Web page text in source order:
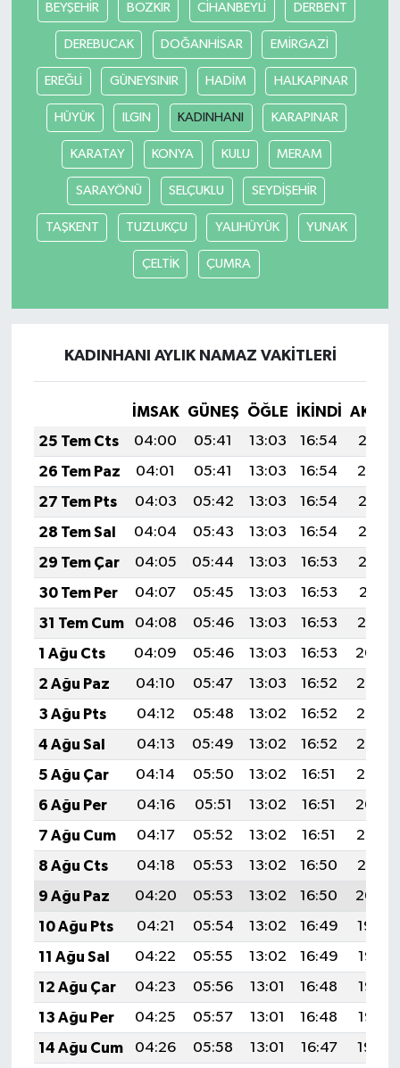
BEYŞEHİR BOZKIR CİHANBEYLİ DERBENT
DEREBUCAK DOĞANHİSAR EMİRGAZİ
EREĞLİ GÜNEYSINIR HADİM HALKAPINAR
HÜYÜK ILGIN KADINHANI KARAPINAR
KARATAY KONYA KULU MERAM
SARAYÖNÜ SELÇUKLU SEYDİŞEHİR
TAŞKENT TUZLUKÇU YALIHÜYÜK YUNAK
ÇELTİK ÇUMRA
KADINHANI AYLIK NAMAZ VAKITLERI
İMSAK GÜNEŞ ÖĞLE İKINDI
25 Tem Cts
04:00 05:41 13:03 16:54
20:15
26 Tem Paz
04:01 05:41 13:03 16:54
20:14
27 Tem Pts
04:03 05:42 13:03 16:54
20:13
28 Tem Sal
04:04 05:43 13:03 16:54
20:12
29 Tem Çar
04:05 05:44 13:03 16:53
20:12
30 Tem Per
04:07 05:45 13:03 16:53
20:11
31 Tem Cum
04:08 05:46 13:03 16:53
20:10
1 Ağu Cts
04:09 05:46 13:03 16:53
20:09
2 Ağu Paz
04:10 05:47 13:03 16:52
20:08
3 Ağu Pts
04:12 05:48 13:02 16:52
20:07
4 Ağu Sal
04:13 05:49 13:02 16:52
20:06
5 Ağu Çar
04:14 05:50 13:02 16:51
20:05
6 Ağu Per
04:16 05:51 13:02 16:51
20:04
7 Ağu Cum
04:17 05:52 13:02 16:51
20:03
8 Ağu Cts
04:18 05:53 13:02 16:50
20:01
9 Ağu Paz
04:20 05:53 13:02 16:50
20:00
10 Ağu Pts
04:21 05:54 13:02 16:49
19:59
11 Ağu Sal
04:22 05:55 13:02 16:49
19:58
12 Ağu Çar
04:23 05:56 13:01 16:48
19:57
13 Ağu Per
04:25 05:57 13:01 16:48
19:55
14 Ağu Cum
04:26 05:58 13:01 16:47
19:54